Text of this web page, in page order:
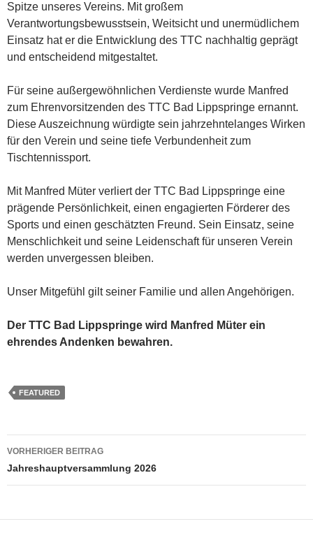
Spitze unseres Vereins. Mit großem
Verantwortungsbewusstsein, Weitsicht und unermüdlichem
Einsatz hat er die Entwicklung des TTC nachhaltig geprägt
und entscheidend mitgestaltet.
Für seine außergewöhnlichen Verdienste wurde Manfred
zum Ehrenvorsitzenden des TTC Bad Lippspringe ernannt.
Diese Auszeichnung würdigte sein jahrzehntelanges Wirken
für den Verein und seine tiefe Verbundenheit zum
Tischtennissport.
Mit Manfred Müter verliert der TTC Bad Lippspringe eine
prägende Persönlichkeit, einen engagierten Förderer des
Sports und einen geschätzten Freund. Sein Einsatz, seine
Menschlichkeit und seine Leidenschaft für unseren Verein
werden unvergessen bleiben.
Unser Mitgefühl gilt seiner Familie und allen Angehörigen.
Der TTC Bad Lippspringe wird Manfred Müter ein
ehrendes Andenken bewahren.
FEATURED
Beitragsnavigation
VORHERIGER BEITRAG
Jahreshauptversammlung 2026